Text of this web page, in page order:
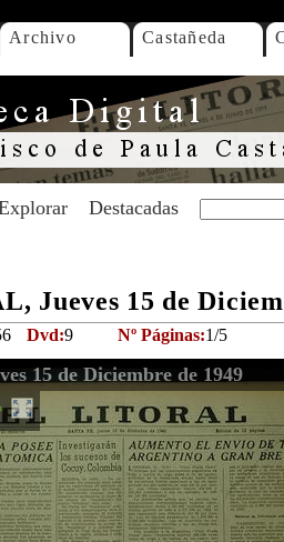
Archivo Castañeda
Destacadas
Jueves 15 de
Dvd:9 Nº Páginas:1/5
15 de Diciembre de 1949